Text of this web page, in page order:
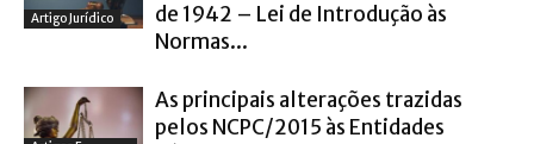
Artigo Jurídico
de 1942 – Lei de Introdução às
Normas...
As principais alterações trazidas
pelos NCPC/2015 às Entidades